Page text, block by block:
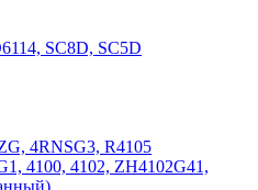
SC8D, SC5D
4RNSG3, R4105
4100, 4102, ZH4102G41,